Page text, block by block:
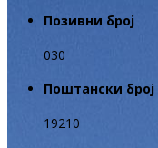
Позивни број
030
Поштански број
19210